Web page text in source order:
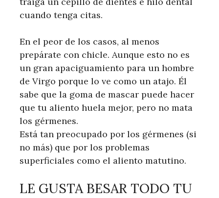
cuando tenga citas.
En el peor de los casos, al menos
prepárate con chicle. Aunque esto no es
un gran apaciguamiento para un hombre
de Virgo porque lo ve como un atajo. Él
sabe que la goma de mascar puede hacer
que tu aliento huela mejor, pero no mata
los gérmenes.
Está tan preocupado por los gérmenes (si
no más) que por los problemas
superficiales como el aliento matutino.
LE GUSTA BESAR TODO TU